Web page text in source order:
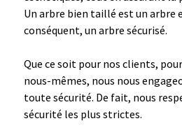
Un arbre bien taillé est un arbre
conséquent, un arbre sécurisé.
Que ce soit pour nos clients,
nous-mêmes, nous nous
toute sécurité. De fait, nous
sécurité les plus strictes.